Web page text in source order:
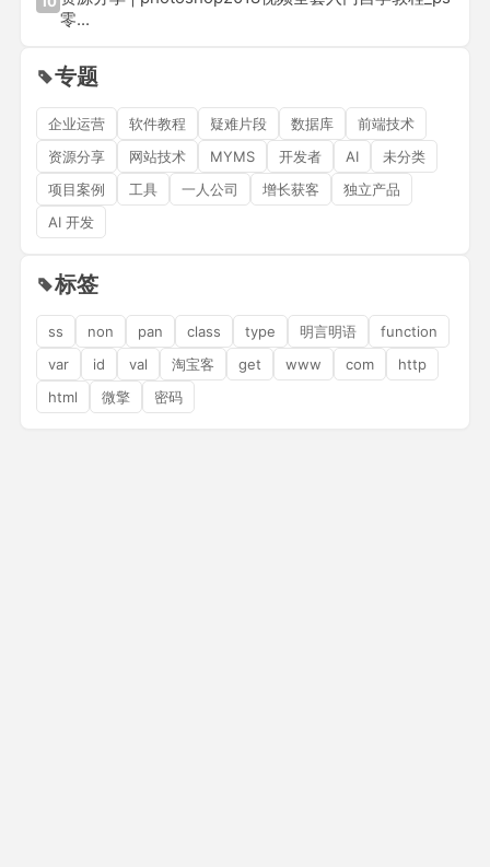
零...
专题
企业运营 软件教程 疑难片段 数据库
前端技术
资源分享
网站技术 MYMS 开发者 AI
未分类
项目案例
工具 一人公司 增长获客
独立产品
AI 开发
标签
ss non pan class type 明言明语
function
var
id val 淘宝客 get www com
http
html
微擎 密码